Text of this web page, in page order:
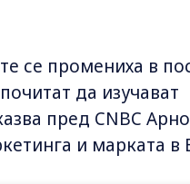
се промениха в
да изучават
пред CNBC
и марката в